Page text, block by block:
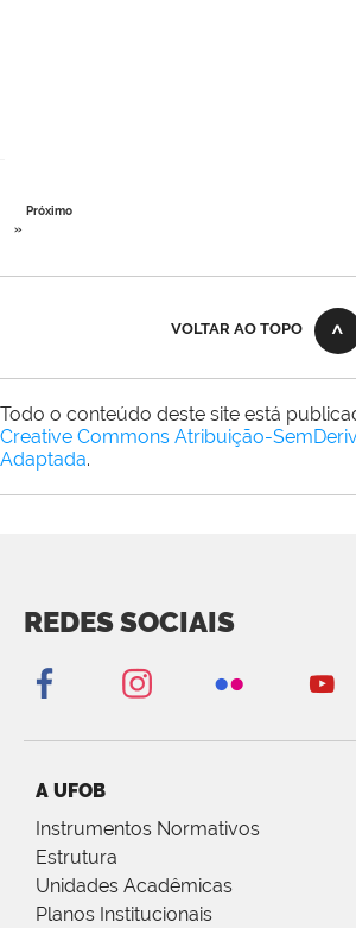
Próximo
»
VOLTAR AO TOPO
Todo o conteúdo deste site está
Creative Commons Atribuição-
Adaptada.
REDES SOCIAIS
A UFOB
Instrumentos Normativos
Estrutura
Unidades Acadêmicas
Planos Institucionais